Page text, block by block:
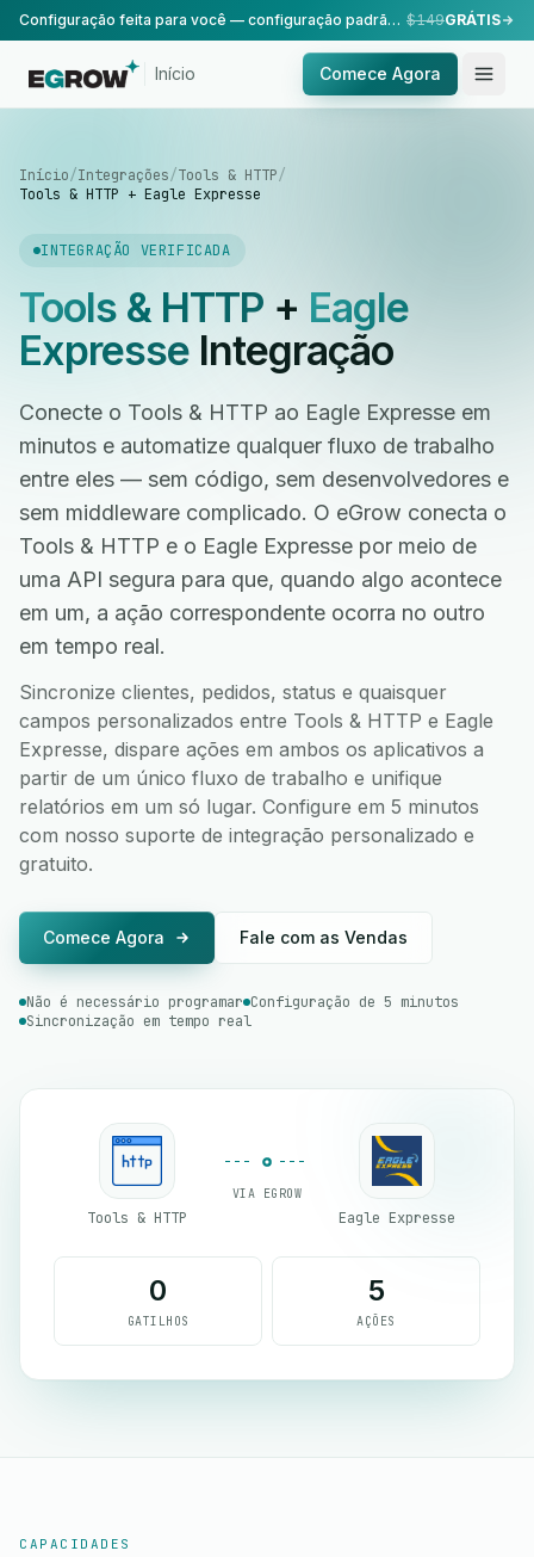
Configuração feita para você — configuração padrão, realizada pela nossa equipe. $149GRÁTIS
Início Comece Agora
Início/Integrações/Tools & HTTP/
Tools & HTTP + Eagle Expresse
INTEGRAÇÃO VERIFICADA
Tools & HTTP+ Eagle
ExpresseIntegração
Conecte o Tools & HTTP ao Eagle Expresse em
minutos e automatize qualquer fluxo de trabalho
entre eles — sem código, sem desenvolvedores e
sem middleware complicado. O eGrow conecta o
Tools & HTTP e o Eagle Expresse por meio de
uma API segura para que, quando algo acontece
em um, a ação correspondente ocorra no outro
em tempo real.
Sincronize clientes, pedidos, status e quaisquer
campos personalizados entre Tools & HTTP e Eagle
Expresse, dispare ações em ambos os aplicativos a
partir de um único fluxo de trabalho e unifique
relatórios em um só lugar. Configure em 5 minutos
com nosso suporte de integração personalizado e
gratuito.
Comece Agora Fale com as Vendas
Não é necessário programar Configuração de 5 minutos
Sincronização em tempo real
Tools & HTTP
VIA EGROW
Eagle Expresse
0
GATILHOS
5
AÇÕES
CAPACIDADES